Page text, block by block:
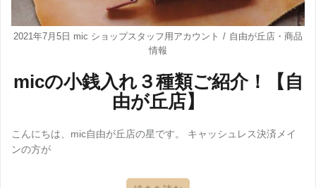
2021年7月5日 mic ショップスタッフ用アカウント 自由が丘店 ・ 商品
情報
micの小銭入れ３種類ご紹介！【自
由が丘店】
こんにちは、mic自由が丘店の星です。 キャッシュレス決済メイ
ンの方が